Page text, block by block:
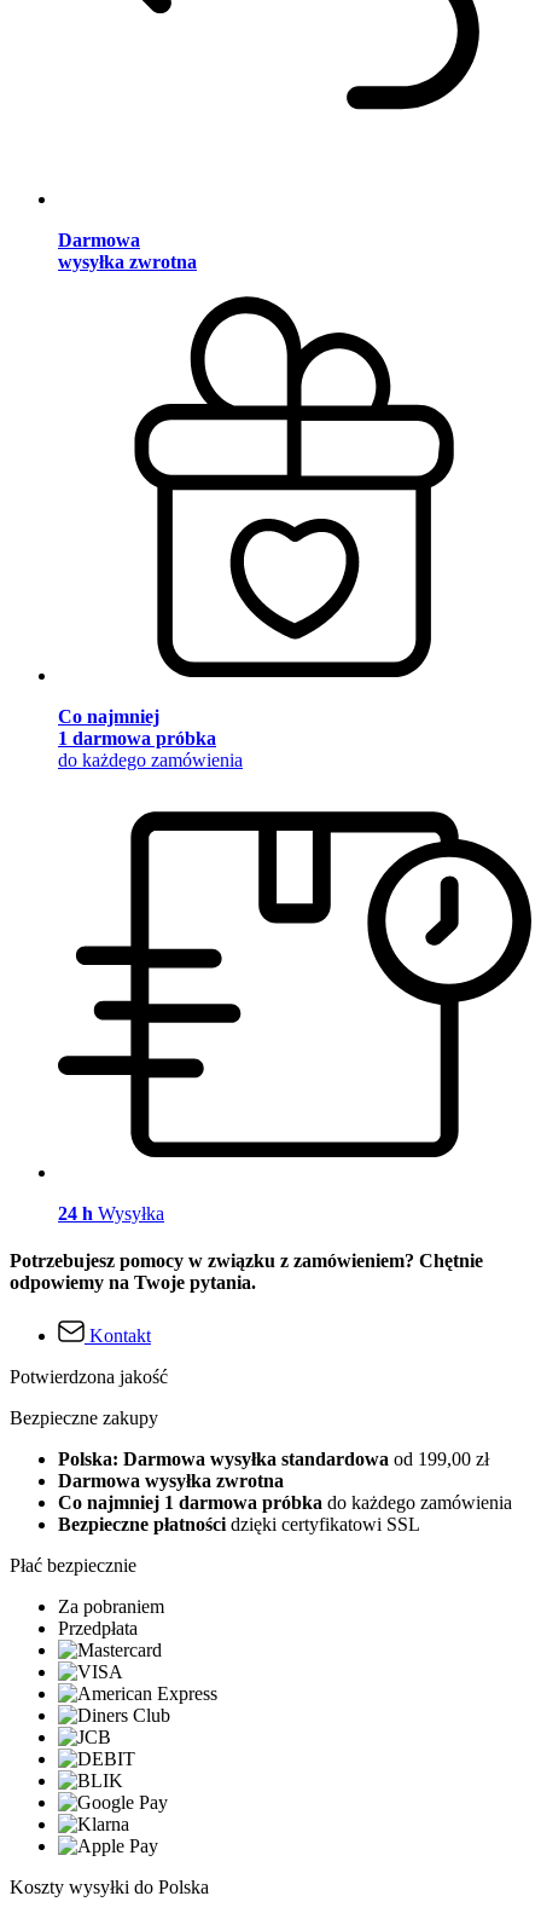
Darmowa
wysyłka zwrotna
Co najmniej
1 darmowa próbka
do każdego zamówienia
24 h Wysyłka
Potrzebujesz pomocy w związku z zamówieniem? Chętnie
odpowiemy na Twoje pytania.
Kontakt
Potwierdzona jakość
Bezpieczne zakupy
Polska: Darmowa wysyłka standardowa od 199,00 zł
Darmowa wysyłka zwrotna
Co najmniej 1 darmowa próbka do każdego zamówienia
Bezpieczne płatności dzięki certyfikatowi SSL
Płać bezpiecznie
Za pobraniem
Przedpłata
Koszty wysyłki do Polska